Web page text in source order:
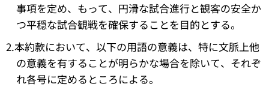
事項を定め、もって、円滑な試合進行と観客の安全か
つ平穏な試合観戦を確保することを目的とする。
2.本約款において、以下の用語の意義は、特に文脈上他
の意義を有することが明らかな場合を除いて、それぞ
れ各号に定めるところによる。